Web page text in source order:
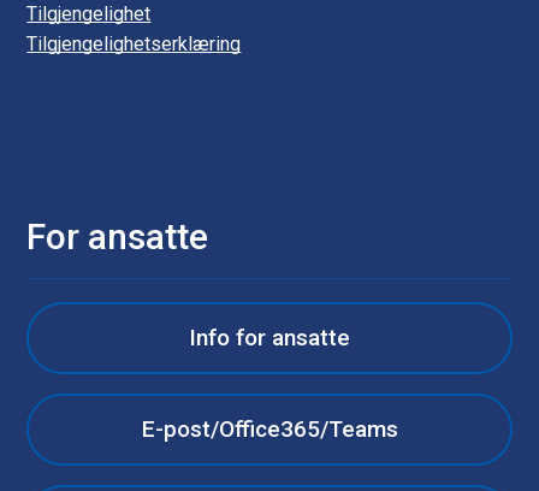
Tilgjengelighet
Tilgjengelighetserklæring
For ansatte
Info for ansatte
E-post/Office365/Teams